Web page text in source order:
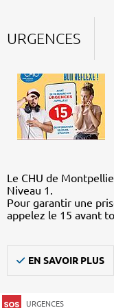
URGENCES
Le CHU de
Niveau 1.
Pour garantir une
appelez le 15 avant
EN SAVOIR PLUS
URGENCES